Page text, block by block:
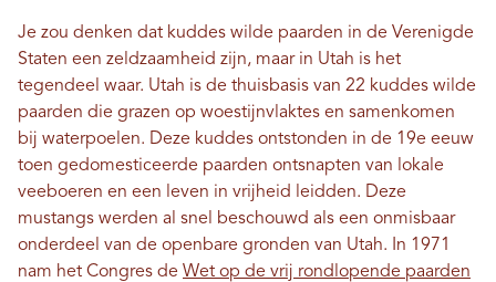
Je zou denken dat kuddes wilde paarden in de Verenigde
Staten een zeldzaamheid zijn, maar in Utah is het
tegendeel waar. Utah is de thuisbasis van 22 kuddes wilde
paarden die grazen op woestijnvlaktes en samenkomen
bij waterpoelen. Deze kuddes ontstonden in de 19e eeuw
toen gedomesticeerde paarden ontsnapten van lokale
veeboeren en een leven in vrijheid leidden. Deze
mustangs werden al snel beschouwd als een onmisbaar
onderdeel van de openbare gronden van Utah. In 1971
nam het Congres de Wet op de vrij rondlopende paarden